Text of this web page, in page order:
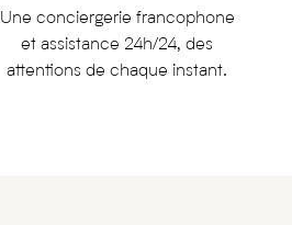
Une conciergerie francophone
et assistance 24h/24, des
attentions de chaque instant.